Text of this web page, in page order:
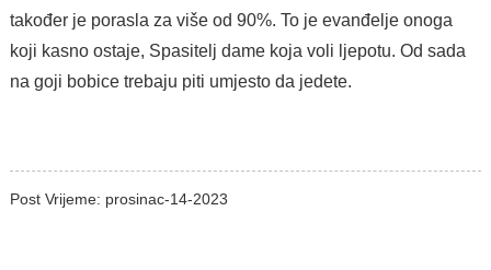
također je porasla za više od 90%. To je evanđelje onoga
koji kasno ostaje, Spasitelj dame koja voli ljepotu. Od sada
na goji bobice trebaju piti umjesto da jedete.
Post Vrijeme: prosinac-14-2023